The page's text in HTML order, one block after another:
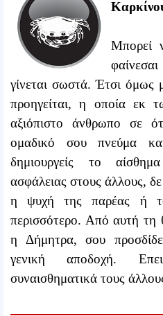
Μπορεί
γίνεται σωστά. Έτσι
προηγείται, η οποία εκ
αξιόπιστο άνθρωπο σε
ομαδικό σου πνεύμα
δημιουργείς το
ασφάλειας στους άλλους,
η ψυχή της παρέας ή
περισσότερο. Από αυτή
η Δήμητρα, σου
γενική αποδοχή.
συναισθηματικά τους